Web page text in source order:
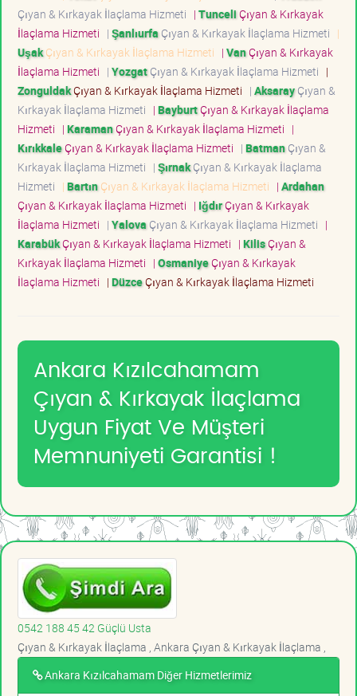
Çıyan & Kırkayak İlaçlama Hizmeti | TunceliÇıyan & Kırkayak
İlaçlama Hizmeti | Şanlıurfa Çıyan & Kırkayak İlaçlama Hizmeti |
UşakÇıyan & Kırkayak İlaçlama Hizmeti | VanÇıyan & Kırkayak
İlaçlama Hizmeti | YozgatÇıyan & Kırkayak İlaçlama Hizmeti |
ZonguldakÇıyan & Kırkayak İlaçlama Hizmeti | AksarayÇıyan &
Kırkayak İlaçlama Hizmeti | BayburtÇıyan & Kırkayak İlaçlama
Hizmeti | KaramanÇıyan & Kırkayak İlaçlama Hizmeti |
KırıkkaleÇıyan & Kırkayak İlaçlama Hizmeti | BatmanÇıyan &
Kırkayak İlaçlama Hizmeti | ŞırnakÇıyan & Kırkayak İlaçlama
Hizmeti | BartınÇıyan & Kırkayak İlaçlama Hizmeti | Ardahan
Çıyan & Kırkayak İlaçlama Hizmeti | IğdırÇıyan & Kırkayak
İlaçlama Hizmeti | Yalova Çıyan & Kırkayak İlaçlama Hizmeti |
KarabükÇıyan & Kırkayak İlaçlama Hizmeti | KilisÇıyan &
Kırkayak İlaçlama Hizmeti | OsmaniyeÇıyan & Kırkayak
İlaçlama Hizmeti | DüzceÇıyan & Kırkayak İlaçlama Hizmeti
Ankara Kızılcahamam
Çıyan & Kırkayak İlaçlama
Uygun Fiyat Ve Müşteri
Memnuniyeti Garantisi !
0542 188 45 42 Güçlü Usta
Çıyan & Kırkayak İlaçlama , Ankara Çıyan & Kırkayak İlaçlama ,
Ankara Kızılcahamam Diğer Hizmetlerimiz